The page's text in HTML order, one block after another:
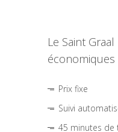
Le Saint
économiques
Prix fixe
Suivi
45 minutes